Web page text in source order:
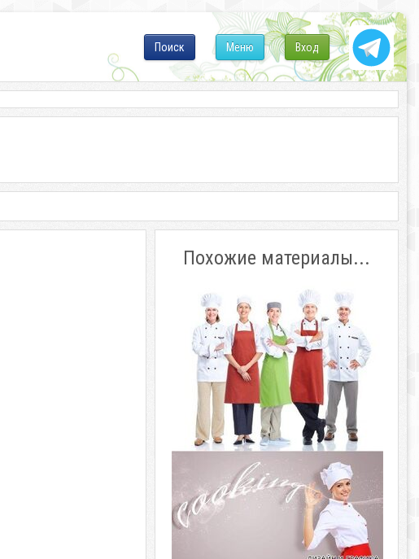
Вход
Меню
Поиск
Похожие материалы...